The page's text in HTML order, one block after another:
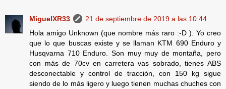
MiguelXR33
21 de septiembre de 2019 a las 10:44
Hola amigo Unknown (que nombre más raro :-D ). Yo creo
que lo que buscas existe y se llaman KTM 690 Enduro y
Husqvarna 710 Enduro. Son muy muy de montaña, pero
con más de 70cv en carretera vas sobrado, tienes ABS
desconectable y control de tracción, con 150 kg sigue
siendo de lo más ligero y luego tienen muchas chuches con